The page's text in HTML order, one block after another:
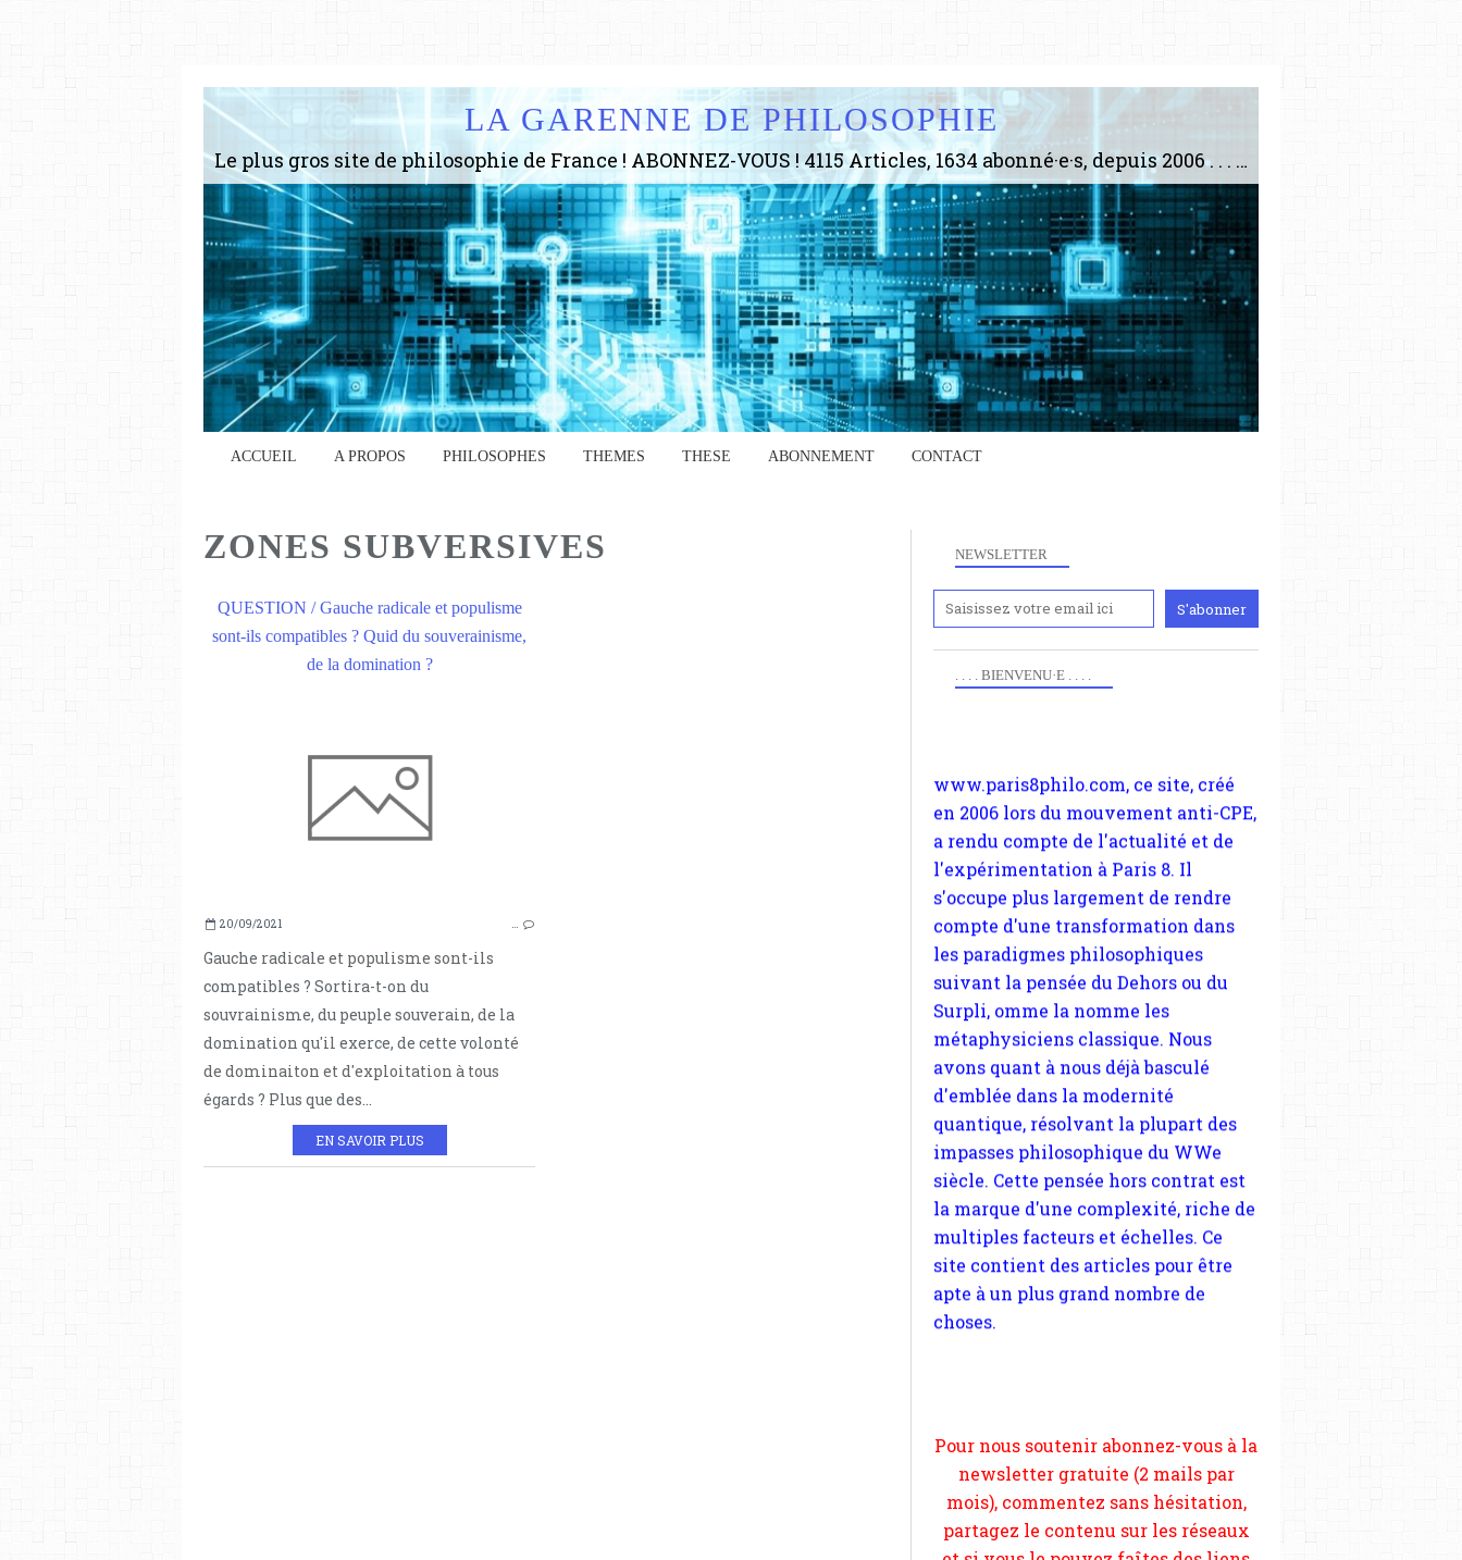
LA GARENNE DE PHILOSOPHIE
Le plus gros site de philosophie de France ! ABONNEZ-VOUS ! 4115 Articles, 1634 abonné·e·s, depuis 2006 . . . . . . . . 2 852 214 pages vues jusqu'à présent. Prestance et être apte à un plus grand nombre de choses.
ACCUEIL A PROPOS PHILOSOPHES THEMES THESE ABONNEMENT CONTACT
ZONES SUBVERSIVES
QUESTION / Gauche radicale et populisme
sont-ils compatibles ? Quid du souverainisme,
de la domination ?
20/09/2021 …
Gauche radicale et populisme sont-ils
compatibles ? Sortira-t-on du
souvrainisme, du peuple souverain, de la
domination qu'il exerce, de cette volonté
de dominaiton et d'exploitation à tous
égards ? Plus que des...
EN SAVOIR PLUS
NEWSLETTER
. . . . BIENVENU·E . . . .
Anciennement
en 2006 lors du mouvement anti-CPE,
s'occupe plus largement de rendre
compte d'une transformation dans
les paradigmes philosophiques
suivant la pensée du Dehors ou du
Surpli, omme la nomme les
métaphysiciens classique. Nous
avons quant à nous déjà basculé
d'emblée dans la modernité
quantique, résolvant la plupart des
impasses philosophique du WWe
siècle. Cette pensée hors contrat est
la marque d'une complexité, riche de
multiples facteurs et échelles. Ce
site contient des articles pour être
apte à un plus grand nombre de
choses.
et si vous le pouvez faîtes des liens
depuis votre site.